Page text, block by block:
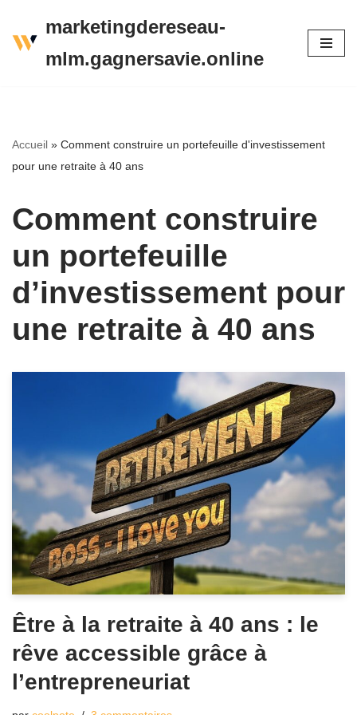
Aller
marketingdereseau-
mlm.gagnersavie.online
Accueil » Comment construire un portefeuille d'investissement
pour une retraite à 40 ans
Comment construire
un portefeuille
d’investissement pour
une retraite à 40 ans
Être à la retraite à 40 ans : le
rêve accessible grâce à
l’entrepreneuriat